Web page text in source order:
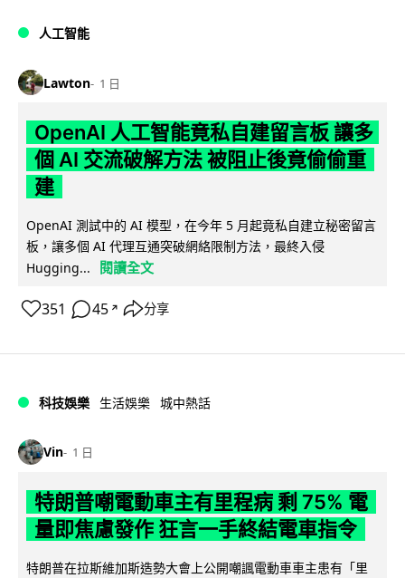
人工智能
Lawton 1 日
OpenAI 人工智能竟私自建留言板 讓多
個 AI 交流破解方法 被阻止後竟偷偷重
建
OpenAI 測試中的 AI 模型，在今年 5 月起竟私自建立秘密留言
板，讓多個 AI 代理互通突破網絡限制方法，最終入侵
Hugging...
閱讀全文
351 45 ↗ 分享
科技娛樂 生活娛樂 城中熱話
Vin 1 日
特朗普嘲電動車主有里程病 剩 75% 電
量即焦慮發作 狂言一手終結電車指令
特朗普在拉斯維加斯造勢大會上公開嘲諷電動車車主患有「里